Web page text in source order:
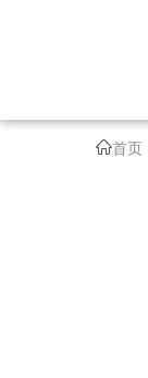
首页